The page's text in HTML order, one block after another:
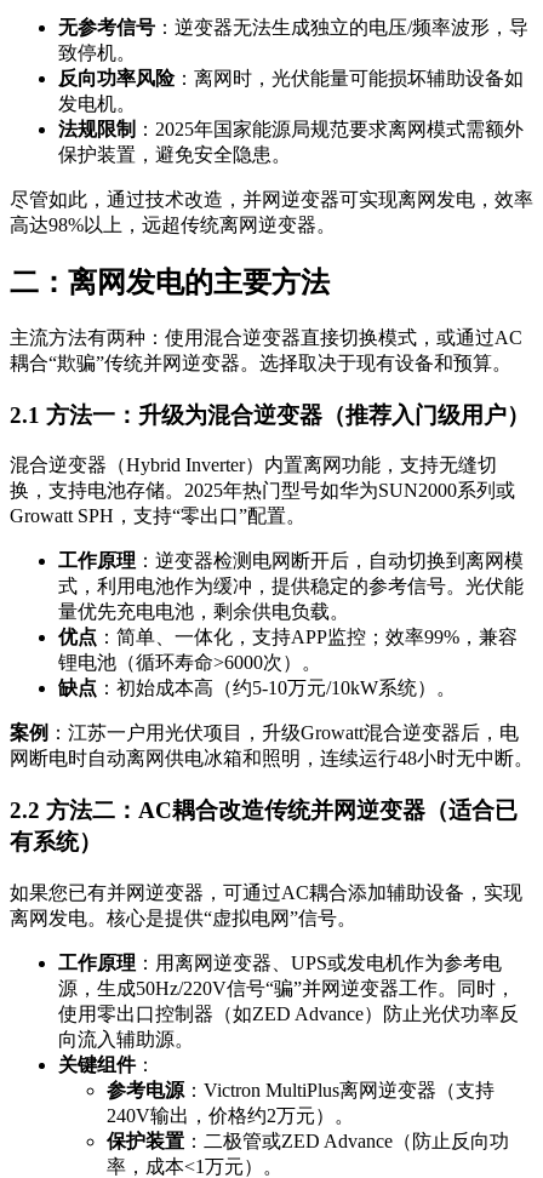
无参考信号 ：逆变器无法生成独立的电压/频率波形，导
致停机。
反向功率风险：离网时，光伏能量可能损坏辅助设备如
发电机。
法规限制 ：2025年国家能源局规范要求离网模式需额外
保护装置，避免安全隐患。
尽管如此，通过技术改造，并网逆变器可实现离网发电，效率
高达98%以上，远超传统离网逆变器。
二：离网发电的主要方法
主流方法有两种：使用混合逆变器直接切换模式，或通过AC
耦合“欺骗”传统并网逆变器。选择取决于现有设备和预算。
2.1 方法一：升级为混合逆变器（推荐入门级用户）
混合逆变器（Hybrid Inverter）内置离网功能，支持无缝切
换，支持电池存储。2025年热门型号如华为SUN2000系列或
Growatt SPH，支持“零出口”配置。
工作原理 ：逆变器检测电网断开后，自动切换到离网模
式，利用电池作为缓冲，提供稳定的参考信号。光伏能
量优先充电电池，剩余供电负载。
优点 ：简单、一体化，支持APP监控；效率99%，兼容
锂电池（循环寿命>6000次）。
缺点 ：初始成本高（约5-10万元/10kW系统）。
案例 ：江苏一户用光伏项目，升级Growatt混合逆变器后，电
网断电时自动离网供电冰箱和照明，连续运行48小时无中断。
2.2 方法二：AC耦合改造传统并网逆变器（适合已
有系统）
如果您已有并网逆变器，可通过AC耦合添加辅助设备，实现
离网发电。核心是提供“虚拟电网”信号。
工作原理 ：用离网逆变器、UPS或发电机作为参考电
源，生成50Hz/220V信号“骗”并网逆变器工作。同时，
使用零出口控制器（如ZED Advance）防止光伏功率反
向流入辅助源。
关键组件：
参考电源 ：Victron MultiPlus离网逆变器（支持
240V输出，价格约2万元）。
保护装置 ：二极管或ZED Advance（防止反向功
率，成本<1万元）。